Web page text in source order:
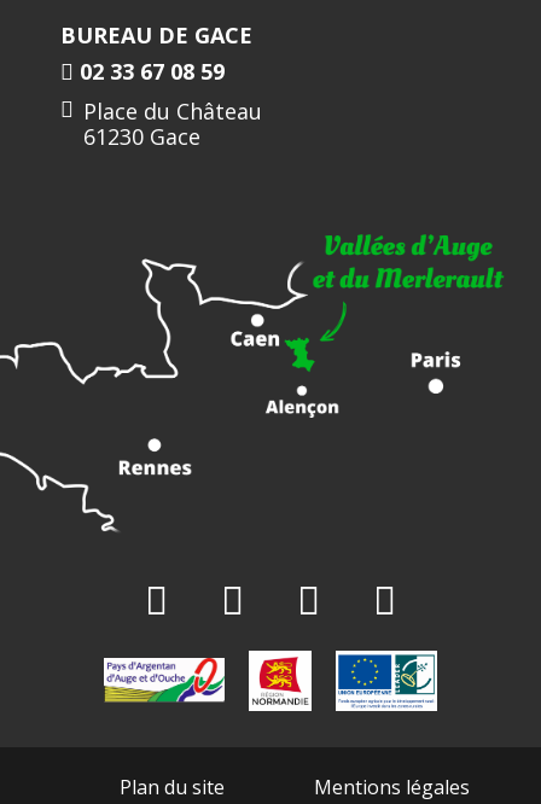
BUREAU DE GACE
02 33 67 08 59
Place du Château
61230 Gace
Plan du site Mentions légales